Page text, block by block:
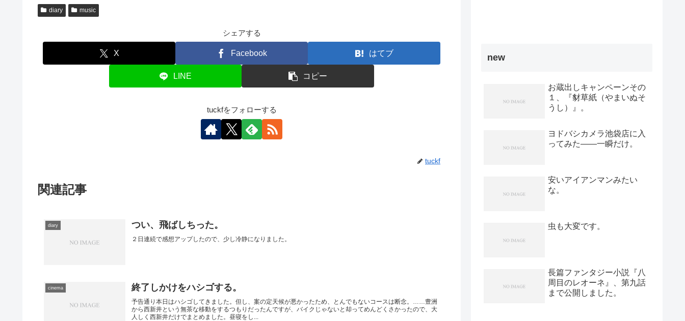
diary music
シェアする
X Facebook はてブ
LINE コピー
tuckfをフォローする
tuckf
関連記事
diary つい、飛ばしちった。
２日連続で感想アップしたので、少し冷静になりました。
cinema 終了しかけをハシゴする。
予告通り本日はハシゴしてきました。但し、案の定天候が悪かったため、とんでもないコースは断念。……豊洲
から西新井という無茶な移動をするつもりだったんですが、バイクじゃないと却ってめんどくさかったので、大
人しく西新井だけでまとめました。昼寝をし...
new
お蔵出しキャンペーンその
１、『豺草紙（やまいぬそ
うし）』。
ヨドバシカメラ池袋店に入
ってみた――一瞬だけ。
安いアイアンマンみたい
な。
虫も大変です。
長篇ファンタジー小説『八
周目のレオーネ』、第九話
まで公開しました。